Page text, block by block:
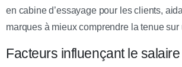
en cabine d’essayage pour les clients,
marques à mieux comprendre la tenue sur
Facteurs influençant le salaire